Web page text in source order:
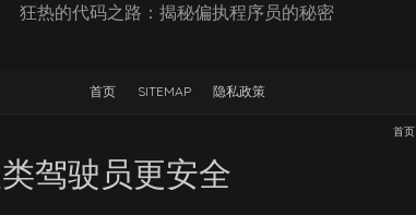
狂热的代码之路：揭秘偏执程序员的秘密
首页 SITEMAP 隐私政策
首页
驾驶员更安全